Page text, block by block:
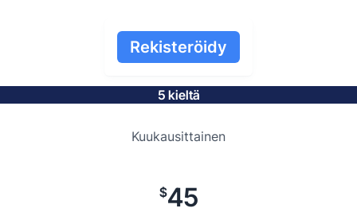
Rekisteröidy
5 kieltä
Kuukausittainen
$45